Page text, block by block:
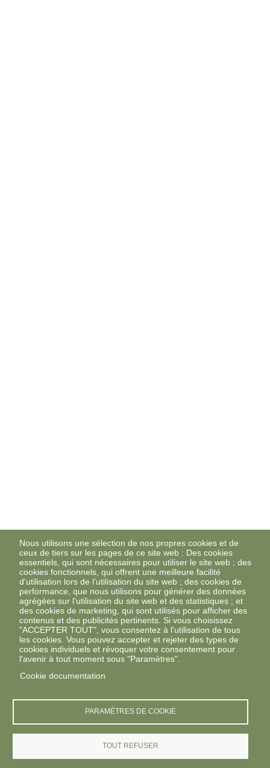
Nous utilisons une sélection de nos propres cookies et de
ceux de tiers sur les pages de ce site web : Des cookies
essentiels, qui sont nécessaires pour utiliser le site web ; des
cookies fonctionnels, qui offrent une meilleure facilité
d'utilisation lors de l'utilisation du site web ; des cookies de
performance, que nous utilisons pour générer des données
agrégées sur l'utilisation du site web et des statistiques ; et
des cookies de marketing, qui sont utilisés pour afficher des
contenus et des publicités pertinents. Si vous choisissez
"ACCEPTER TOUT", vous consentez à l'utilisation de tous
les cookies. Vous pouvez accepter et rejeter des types de
cookies individuels et révoquer votre consentement pour
l'avenir à tout moment sous "Paramètres".
Cookie documentation
PARAMÈTRES DE COOKIE
TOUT REFUSER